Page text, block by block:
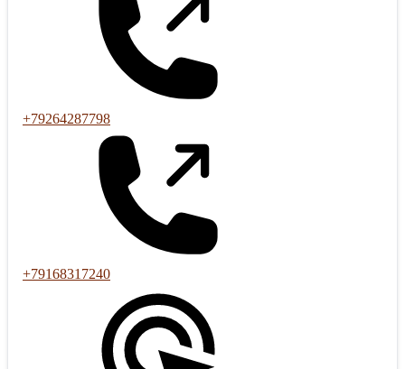
+79264287798
+79168317240